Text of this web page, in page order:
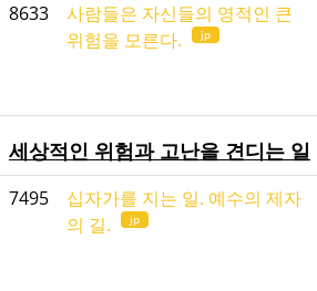
8633
사람들은 자신들의 영적인 큰
위험을 모른다.
jp
세상적인 위험과 고난을 견디는 일
7495
십자가를 지는 일. 예수의 제자
의 길.
jp